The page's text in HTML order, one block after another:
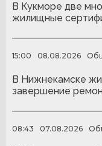
В Кукморе две
жилищные
15:00 08.08.2026
В Нижнекамске
завершение
08:43 07.08.2026